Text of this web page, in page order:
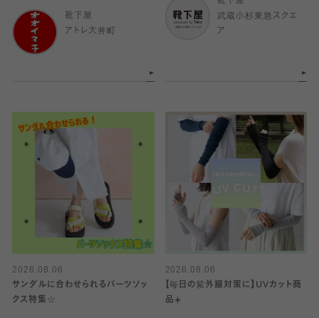
靴下屋
アトレ大井町
武蔵小杉東急スクエ
ア
2026.08.06
サンダルに合わせられるパーツソッ
クス特集☆
2026.08.06
【毎日の紫外線対策に】UVカット商
品☀️